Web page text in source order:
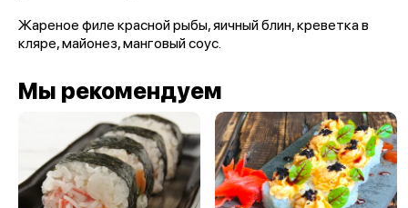
Жареное филе красной рыбы, яичный блин, креветка в
кляре, майонез, манговый соус.
Мы рекомендуем